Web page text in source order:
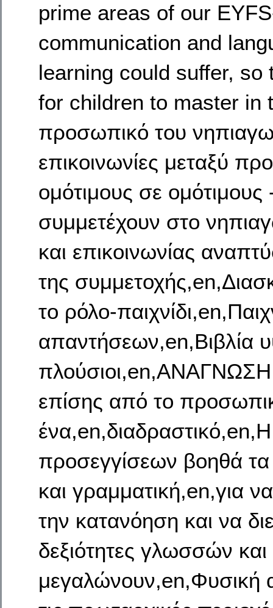
prime areas of our
communication and
learning could suffer,
for children to master in
προσωπικό του
επικοινωνίες μεταξύ
ομότιμους σε
συμμετέχουν στο
και επικοινωνίας
της
το ρόλο-
απαντήσεων,en,Βιβλία
επίσης από το
προσεγγίσεων βοηθά τα
και γραμματική,en,για
την κατανόηση και να
δεξιότητες γλωσσών
μεγαλώνουν,en,Φυσική